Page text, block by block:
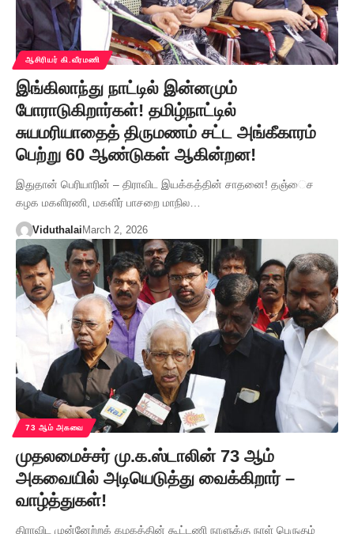
ஆசிரியர் கி.வீரமணி
இங்கிலாந்து நாட்டில் இன்னமும்
போராடுகிறார்கள்! தமிழ்நாட்டில்
சுயமரியாதைத் திருமணம் சட்ட அங்கீகாரம்
பெற்று 60 ஆண்டுகள் ஆகின்றன!
இதுதான் பெரியாரின் – திராவிட இயக்கத்தின் சாதனை! தஞ்ைச
கழக மகளிரணி, மகளிர் பாசறை மாநில…
Viduthalai March 2, 2026
73 ஆம் அகவை
முதலமைச்சர் மு.க.ஸ்டாலின் 73 ஆம்
அகவையில் அடியெடுத்து வைக்கிறார் –
வாழ்த்துகள்!
திராவிட முன்னேற்றக் கழகத்தின் கூட்டணி நாளுக்கு நாள் பெருகும்